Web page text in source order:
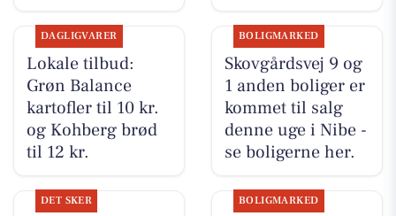
DAGLIGVARER
Lokale tilbud:
Grøn Balance
kartofler til 10 kr.
og Kohberg brød
til 12 kr.
BOLIGMARKED
Skovgårdsvej 9 og
1 anden boliger er
kommet til salg
denne uge i Nibe -
se boligerne her.
DET SKER BOLIGMARKED